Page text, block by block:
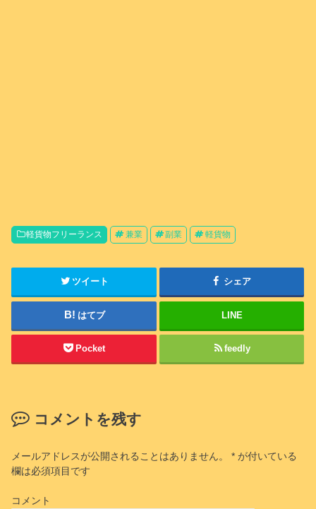
軽貨物フリーランス 兼業 副業 軽貨物
ツイート シェア
はてブ LINE
Pocket feedly
コメントを残す
メールアドレスが公開されることはありません。 * が付いている
欄は必須項目です
コメント